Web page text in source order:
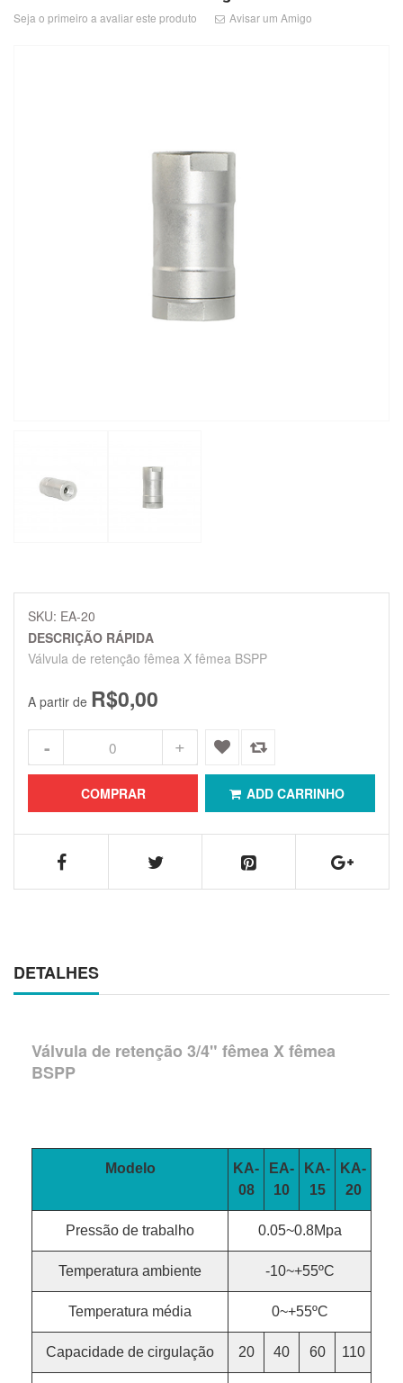
Seja o primeiro a avaliar este produto Avisar um Amigo
SKU: EA-20
DESCRIÇÃO RÁPIDA
Válvula de retenção fêmea X fêmea BSPP
A partir de R$0,00
COMPRAR ADD CARRINHO
DETALHES
Válvula de retenção 3/4" fêmea X fêmea
BSPP
Modelo
KA-
08
EA-
10
KA-
15
KA-
20
Pressão de trabalho 0.05~0.8Mpa
Temperatura ambiente -10~+55ºC
Temperatura média 0~+55ºC
Capacidade de cirgulação 20 40 60 110